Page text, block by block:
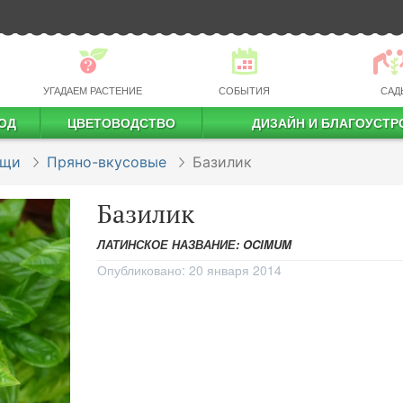
УГАДАЕМ РАСТЕНИЕ СОБЫТИЯ
ЦВЕТОВОДСТВО ДИЗАЙН И
Пряно-вкусовые Базилик
Базилик
ЛАТИНСКОЕ НАЗВАНИЕ: OCIMUM
Опубликовано: 20 января 2014